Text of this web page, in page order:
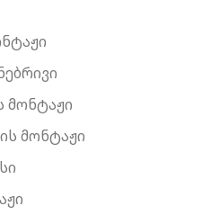
მონტაჟი
მონტაჟი